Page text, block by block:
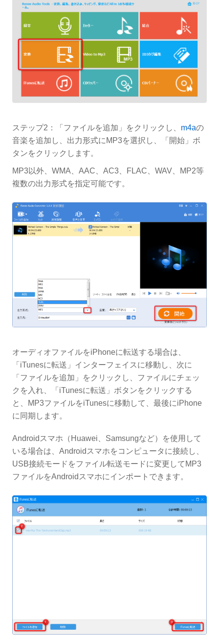
ステップ2：「ファイルを追加」をクリックし、 m4aの
音楽を追加し、出力形式にMP3を選択し、「開始」ボ
タンをクリックします。
MP3以外、WMA、AAC、AC3、FLAC、WAV、MP2等
複数の出力形式を指定可能です。
オーディオファイルをiPhoneに転送する場合は、
「iTunesに転送」インターフェイスに移動し、次に
「ファイルを追加」をクリックし、ファイルにチェッ
クを入れ、「iTunesに転送」ボタンをクリックする
と、MP3ファイルをiTunesに移動して、最後にiPhone
に同期します。
Androidスマホ（Huawei、Samsungなど）を使用して
いる場合は、Androidスマホをコンピュータに接続し、
USB接続モードをファイル転送モードに変更してMP3
ファイルをAndroidスマホにインポートできます。